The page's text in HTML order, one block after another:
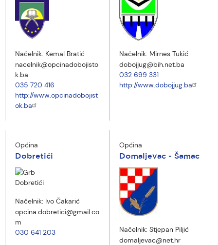
Načelnik: Kemal Bratić
nacelnik@opcinadobojisto
k.ba
035 720 416
http://www.opcinadobojist
ok.ba
Načelnik: Mirnes Tukić
dobojjug@bih.net.ba
032 699 331
http://www.dobojjug.ba
Općina
Dobretići
Načelnik: Ivo Čakarić
opcina.dobretici@gmail.co
m
030 641 203
Općina
Domaljevac - Šamac
Načelnik: Stjepan Piljić
domaljevac@net.hr